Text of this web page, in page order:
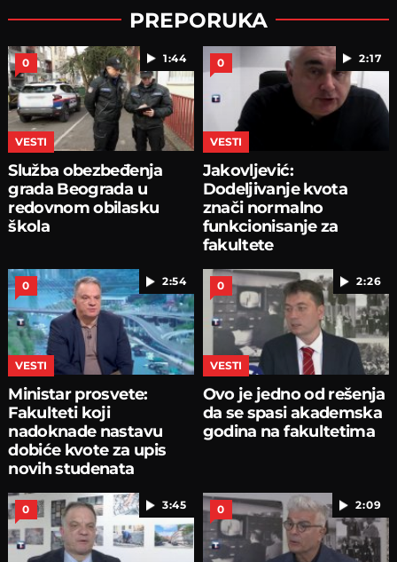
PREPORUKA
1:44
0
VESTI
Služba obezbeđenja
grada Beograda u
redovnom obilasku
škola
2:17
0
VESTI
Jakovljević:
Dodeljivanje kvota
znači normalno
funkcionisanje za
fakultete
2:54
0
VESTI
Ministar prosvete:
Fakulteti koji
nadoknade nastavu
dobiće kvote za upis
novih studenata
2:26
0
VESTI
Ovo je jedno od rešenja
da se spasi akademska
godina na fakultetima
3:45
0 2:09
0